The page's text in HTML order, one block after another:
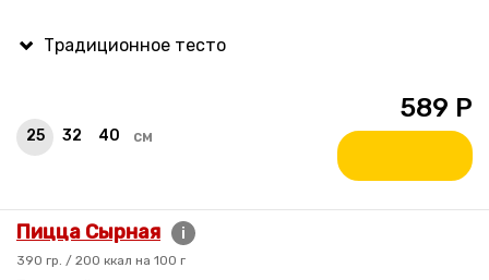
25 32 40 см
589 Р
Пицца Сырная i
390 гр. / 200 ккал на 100 г